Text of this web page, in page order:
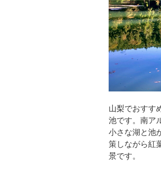
山梨でおすす
池です。南ア
小さな湖と池
策しながら紅
景です。